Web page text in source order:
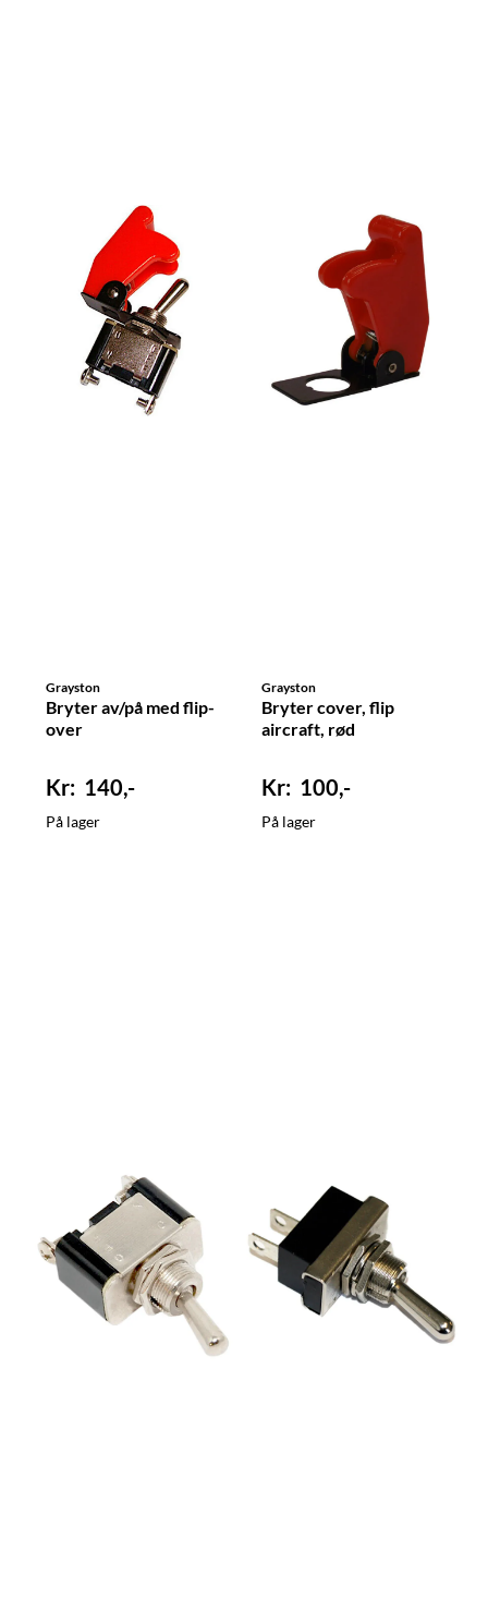
Grayston
Bryter av/på med flip-
over
140,-
På lager
Grayston
Bryter cover, flip
aircraft, rød
100,-
På lager